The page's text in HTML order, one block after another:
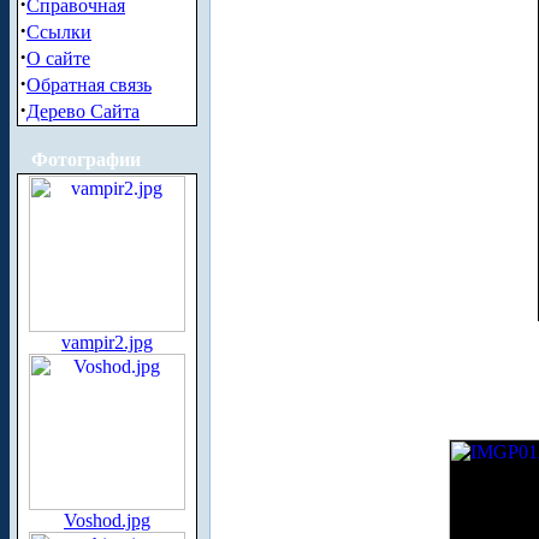
Справочная
·Ссылки
·О сайте
·Обратная связь
·Дерево Сайта
Фотографии
vampir2.jpg
Voshod.jpg